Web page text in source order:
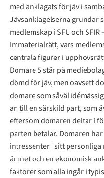
med anklagats för jäv i
Jävsanklagelserna grundar
medlemskap i SFU och
Immaterialrätt, vars
centrala figurer i
Domare 5 står på
dömd för jäv, men oavsett
domare som såväl
an till en särskild part, som
eftersom domaren deltar i
parten betalar. Domaren
intressenter i sitt personliga
ämnet och en ekonomisk
faktorer som alla ingår i